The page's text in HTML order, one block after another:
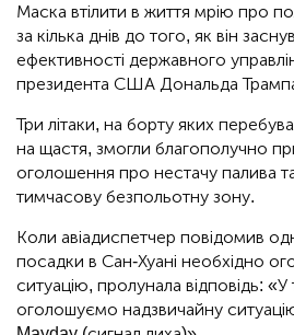
Маска втілити в життя мрію про
за кілька днів до того, як він
ефективності державного
президента США Дональда
Три літаки, на борту яких
на щастя, змогли благополучно
оголошення про нестачу палива
тимчасову безпольотну зону.
Коли авіадиспетчер повідомив
посадки в Сан-Хуані необхідно
ситуацію, пролунала відповідь: «У
оголошуємо надзвичайну